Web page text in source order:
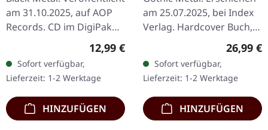
am 31.10.2025, auf AOP
Records. CD im DigiPak
mit 16-seitigem Booklet.
Die brasilianisch-deutsche
Black Metal Formation…
Regulärer Preis:
12,99 €
Sofort verfügbar,
Lieferzeit: 1-2 Werktage
HINZUFÜGEN
Steele GERMAN |
BOOK
am 25.07.2025, bei Index
Verlag. Hardcover Buch,
336 Seiten, deutsche
Ausgabe. „Soul on Fire:
Leben und Musik von
Peter…
26,99 €
Sofort verfügbar,
Lieferzeit: 1-2 Werktage
HINZUFÜGEN